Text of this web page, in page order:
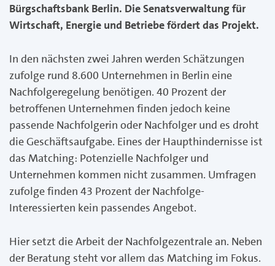
Bürgschaftsbank Berlin. Die Senatsverwaltung für
Wirtschaft, Energie und Betriebe fördert das Projekt.
In den nächsten zwei Jahren werden Schätzungen
zufolge rund 8.600 Unternehmen in Berlin eine
Nachfolgeregelung benötigen. 40 Prozent der
betroffenen Unternehmen finden jedoch keine
passende Nachfolgerin oder Nachfolger und es droht
die Geschäftsaufgabe. Eines der Haupthindernisse ist
das Matching: Potenzielle Nachfolger und
Unternehmen kommen nicht zusammen. Umfragen
zufolge finden 43 Prozent der Nachfolge-
Interessierten kein passendes Angebot.
Hier setzt die Arbeit der Nachfolgezentrale an. Neben
der Beratung steht vor allem das Matching im Fokus.